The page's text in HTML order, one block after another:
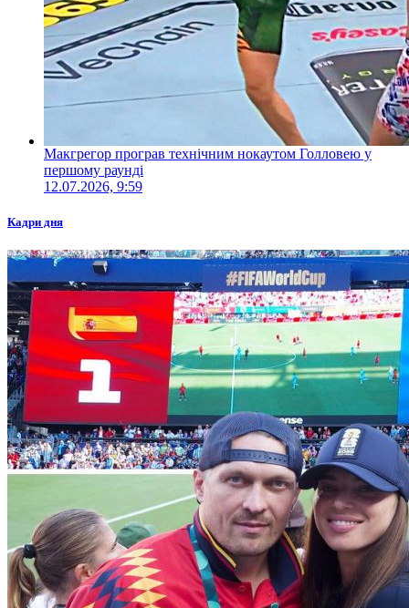
Макгрегор програв технічним нокаутом Голловею у
першому раунді
12.07.2026, 9:59
Кадри дня